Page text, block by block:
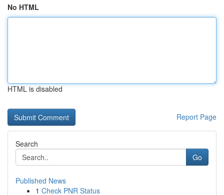
No HTML
HTML is disabled
Report Page
Search
Go
Published News
1 Check PNR Status